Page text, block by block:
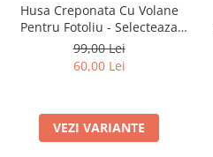
Husa Creponata Cu Volane
Pentru Fotoliu - Selecteaza
Culoarea Dorita
99,00 Lei
60,00 Lei
VEZI VARIANTE